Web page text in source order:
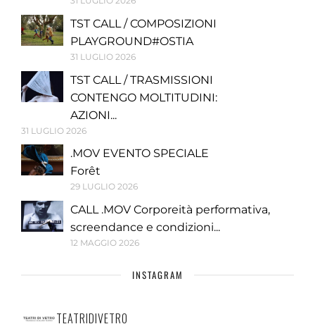
TST CALL / COMPOSIZIONI
PLAYGROUND#OSTIA
31 LUGLIO 2026
TST CALL / TRASMISSIONI
CONTENGO MOLTITUDINI:
AZIONI...
31 LUGLIO 2026
.MOV EVENTO SPECIALE
Forêt
29 LUGLIO 2026
CALL .MOV Corporeità performativa,
screendance e condizioni...
12 MAGGIO 2026
INSTAGRAM
TEATRIDIVETRO